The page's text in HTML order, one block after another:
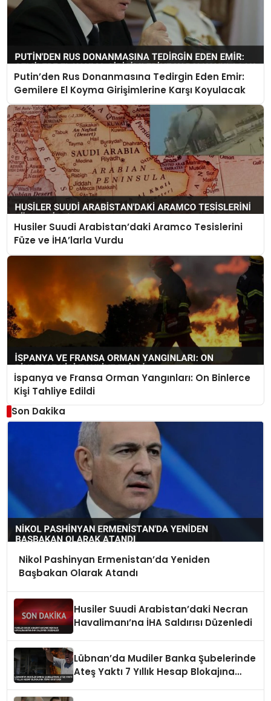
Putin’den Rus Donanmasına Tedirgin Eden Emir:
Gemilere El Koyma Girişimlerine Karşı Koyulacak
Husiler Suudi Arabistan’daki Aramco Tesislerini
Füze ve İHA’larla Vurdu
İspanya ve Fransa Orman Yangınları: On Binlerce
Kişi Tahliye Edildi
Son Dakika
Nikol Pashinyan Ermenistan’da Yeniden
Başbakan Olarak Atandı
Husiler Suudi Arabistan’daki Necran
Havalimanı’na İHA Saldırısı Düzenledi
Lübnan’da Mudiler Banka Şubelerinde
Ateş Yaktı 7 Yıllık Hesap Blokajına